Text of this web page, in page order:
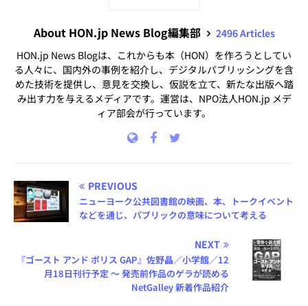
About HON.jp News Blog編集部
2496 Articles
HON.jp News Blogは、これからも本（HON）を作ろうとしてい
る人々に、国内外の事例を紹介し、デジタルパブリッシングを含
めた技術を提供し、意見を交換し、仮説を立て、新たな出版へ踏
み出す力を与えるメディアです。運営は、NPO法人HON.jp メデ
ィア部会が行っています。
PREVIOUS
ニューヨーク公共図書館の映画、本、トークイベント
などを通じ、パブリックの意味について考える
NEXT
『ゴースト アンド ポリス GAP』佐野晶／小学館／12
月18日刊行予定 ～ 発売前作品のゲラが読める
NetGalley 新着作品紹介